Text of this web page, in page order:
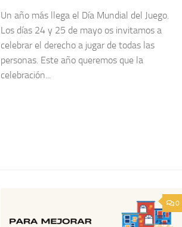
Un año más llega el Día Mundial del Juego.
Los días 24 y 25 de mayo os invitamos a
celebrar el derecho a jugar de todas las
personas. Este año queremos que la
celebración...
0